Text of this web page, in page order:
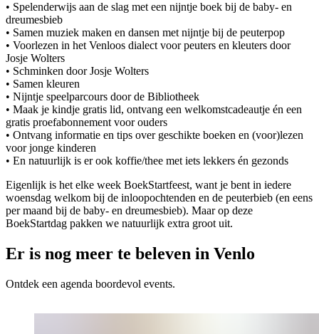
• Spelenderwijs aan de slag met een nijntje boek bij de baby- en
dreumesbieb
• Samen muziek maken en dansen met nijntje bij de peuterpop
• Voorlezen in het Venloos dialect voor peuters en kleuters door
Josje Wolters
• Schminken door Josje Wolters
• Samen kleuren
• Nijntje speelparcours door de Bibliotheek
• Maak je kindje gratis lid, ontvang een welkomstcadeautje én een
gratis proefabonnement voor ouders
• Ontvang informatie en tips over geschikte boeken en (voor)lezen
voor jonge kinderen
• En natuurlijk is er ook koffie/thee met iets lekkers én gezonds
Eigenlijk is het elke week BoekStartfeest, want je bent in iedere
woensdag welkom bij de inloopochtenden en de peuterbieb (en eens
per maand bij de baby- en dreumesbieb). Maar op deze
BoekStartdag pakken we natuurlijk extra groot uit.
Er is nog meer te beleven in Venlo
Ontdek een agenda boordevol events.